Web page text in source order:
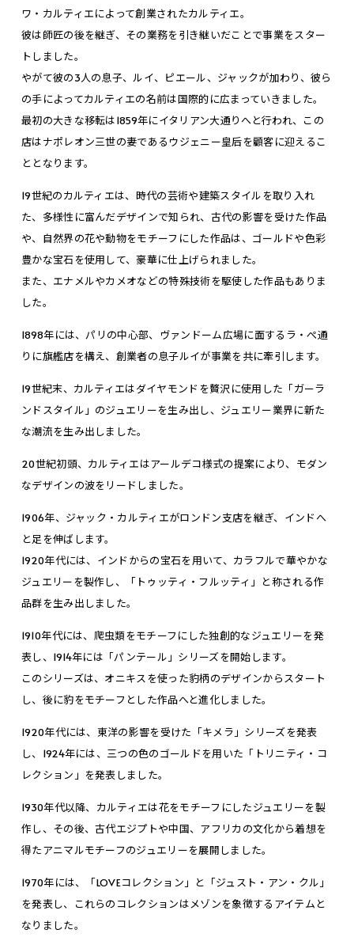
ワ・カルティエによって創業されたカルティエ。
彼は師匠の後を継ぎ、その業務を引き継いだことで事業をスター
トしました。
やがて彼の3人の息子、ルイ、ピエール、ジャックが加わり、彼ら
の手によってカルティエの名前は国際的に広まっていきました。
最初の大きな移転は1859年にイタリアン大通りへと行われ、この
店はナポレオン三世の妻であるウジェニー皇后を顧客に迎えるこ
ととなります。
19世紀のカルティエは、時代の芸術や建築スタイルを取り入れ
た、多様性に富んだデザインで知られ、古代の影響を受けた作品
や、自然界の花や動物をモチーフにした作品は、ゴールドや色彩
豊かな宝石を使用して、豪華に仕上げられました。
また、エナメルやカメオなどの特殊技術を駆使した作品もありま
した。
1898年には、パリの中心部、ヴァンドーム広場に面するラ・ぺ通
りに旗艦店を構え、創業者の息子ルイが事業を共に牽引します。
19世紀末、カルティエはダイヤモンドを贅沢に使用した「ガーラ
ンドスタイル」のジュエリーを生み出し、ジュエリー業界に新た
な潮流を生み出しました。
20世紀初頭、カルティエはアールデコ様式の提案により、モダン
なデザインの波をリードしました。
1906年、ジャック・カルティエがロンドン支店を継ぎ、インドへ
と足を伸ばします。
1920年代には、インドからの宝石を用いて、カラフルで華やかな
ジュエリーを製作し、「トゥッティ・フルッティ」と称される作
品群を生み出しました。
1910年代には、爬虫類をモチーフにした独創的なジュエリーを発
表し、1914年には「パンテール」シリーズを開始します。
このシリーズは、オニキスを使った豹柄のデザインからスタート
し、後に豹をモチーフとした作品へと進化しました。
1920年代には、東洋の影響を受けた「キメラ」シリーズを発表
し、1924年には、三つの色のゴールドを用いた「トリニティ・コ
レクション」を発表しました。
1930年代以降、カルティエは花をモチーフにしたジュエリーを製
作し、その後、古代エジプトや中国、アフリカの文化から着想を
得たアニマルモチーフのジュエリーを展開しました。
1970年には、「LOVEコレクション」と「ジュスト・アン・クル」
を発表し、これらのコレクションはメゾンを象徴するアイテムと
なりました。